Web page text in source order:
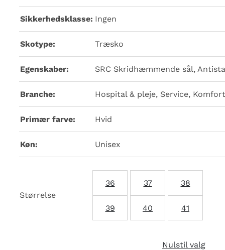
Sikkerhedsklasse: Ingen
Skotype: Træsko
Egenskaber: SRC Skridhæmmende sål,
Branche: Hospital & pleje, Service,
Primær farve: Hvid
Køn: Unisex
Størrelse
36 37 38
39 40 41
Nulstil valg